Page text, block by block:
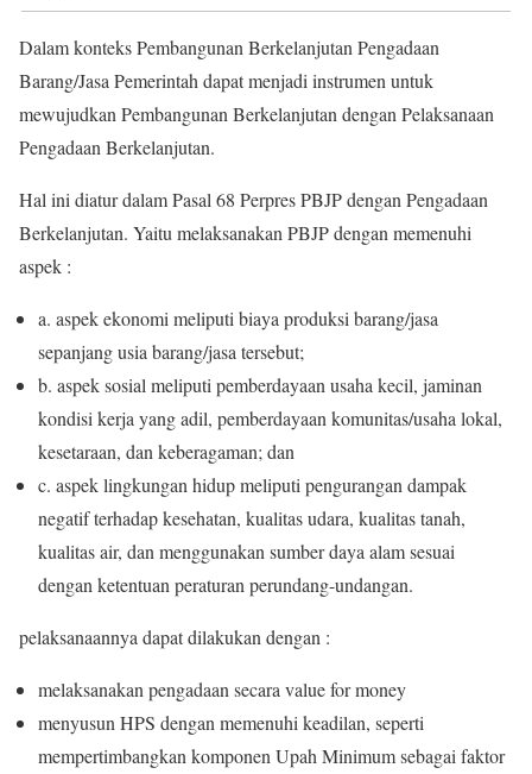
Dalam konteks Pembangunan Berkelanjutan Pengadaan
Barang/Jasa Pemerintah dapat menjadi instrumen untuk
mewujudkan Pembangunan Berkelanjutan dengan Pelaksanaan
Pengadaan Berkelanjutan.
Hal ini diatur dalam Pasal 68 Perpres PBJP dengan Pengadaan
Berkelanjutan. Yaitu melaksanakan PBJP dengan memenuhi
aspek :
a. aspek ekonomi meliputi biaya produksi barang/jasa
sepanjang usia barang/jasa tersebut;
b. aspek sosial meliputi pemberdayaan usaha kecil, jaminan
kondisi kerja yang adil, pemberdayaan komunitas/usaha lokal,
kesetaraan, dan keberagaman; dan
c. aspek lingkungan hidup meliputi pengurangan dampak
negatif terhadap kesehatan, kualitas udara, kualitas tanah,
kualitas air, dan menggunakan sumber daya alam sesuai
dengan ketentuan peraturan perundang-undangan.
pelaksanaannya dapat dilakukan dengan :
melaksanakan pengadaan secara value for money
menyusun HPS dengan memenuhi keadilan, seperti
mempertimbangkan komponen Upah Minimum sebagai faktor